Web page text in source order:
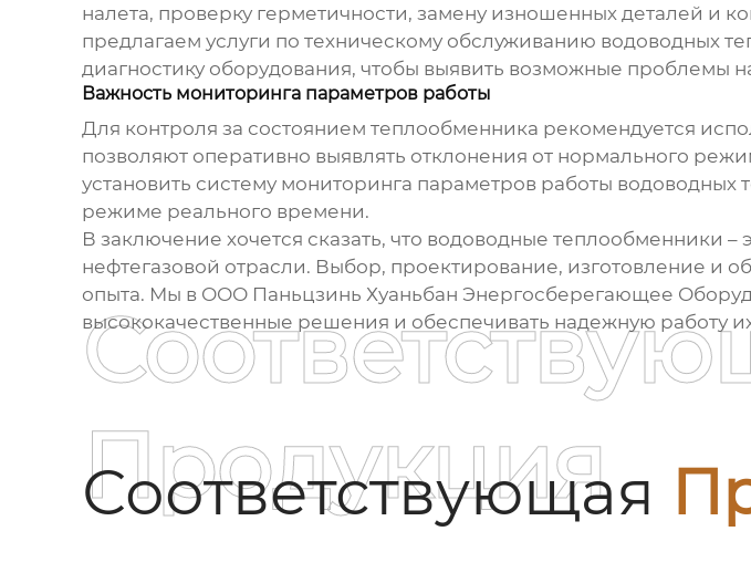
налета, проверку герметичности, замену изношенных деталей и
предлагаем услуги по техническому обслуживанию водоводных
диагностику оборудования, чтобы выявить возможные проблемы
Важность мониторинга параметров работы
Для контроля за состоянием теплообменника рекомендуется
позволяют оперативно выявлять отклонения от нормального
установить систему мониторинга параметров работы водоводных
режиме реального времени.
В заключение хочется сказать, что водоводные теплообменники –
нефтегазовой отрасли. Выбор, проектирование, изготовление и
опыта. Мы в ООО Паньцзинь Хуаньбан Энергосберегающее
высококачественные решения и обеспечивать надежную работу
Соответствующая
Продукция